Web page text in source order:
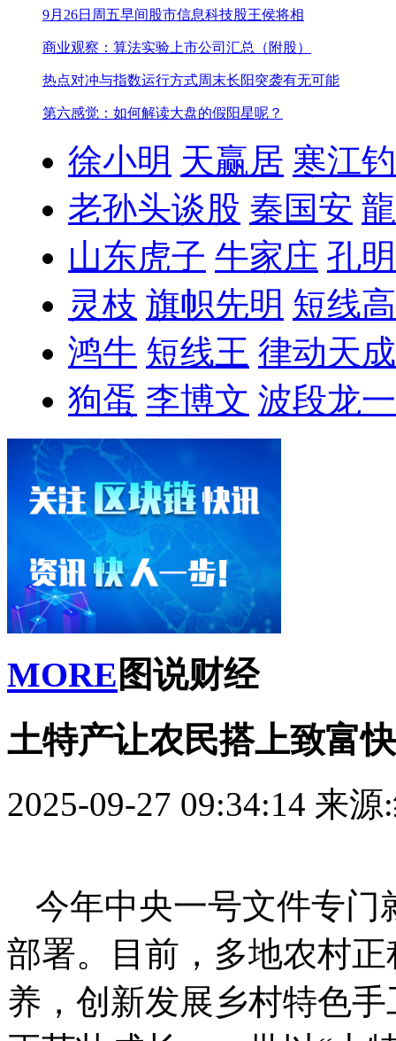
9月26日周五早间股市信息科技股王侯将相
商业观察：算法实验上市公司汇总（附股）
热点对冲与指数运行方式周末长阳突袭有无可能
第六感觉：如何解读大盘的假阳星呢？
徐小明 天赢居 寒江
老孙头谈股 秦国安
山东虎子 牛家庄 孔
灵枝 旗帜先明 短线
鸿牛 短线王 律动天成
狗蛋 李博文 波段龙一
MORE 图说财经
土特产让农民搭上致富
2025-09-27 09:34:14 来源
今年中央一号文件专门
部署。目前，多地农村
养，创新发展乡村特色